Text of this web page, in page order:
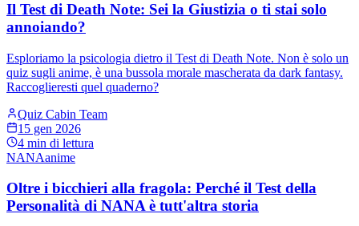
Il Test di Death Note: Sei la Giustizia o ti stai solo
annoiando?
Esploriamo la psicologia dietro il Test di Death Note. Non è solo un
quiz sugli anime, è una bussola morale mascherata da dark fantasy.
Raccoglieresti quel quaderno?
Quiz Cabin Team
15 gen 2026
4 min di lettura
NANAanime
Oltre i bicchieri alla fragola: Perché il Test della
Personalità di NANA è tutt'altra storia